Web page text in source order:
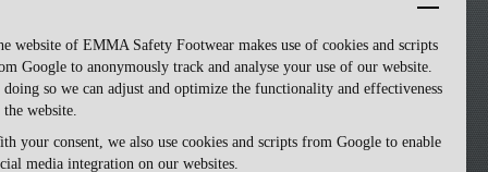
website of EMMA Safety Footwear makes use of cookies and scripts
Google to anonymously track and analyse your use of our website.
so we can adjust and optimize the functionality and effectiveness
website.
your consent, we also use cookies and scripts from Google to enable
media integration on our websites.